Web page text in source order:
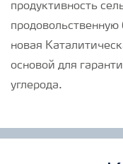
продуктивность
новая
основой для
углерода.